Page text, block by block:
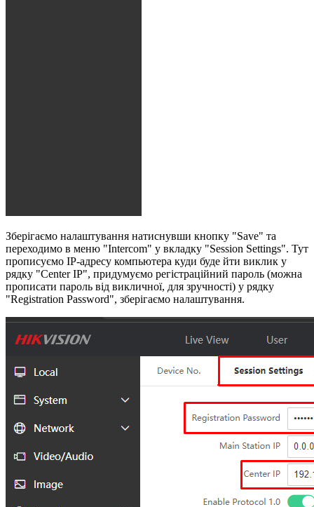
Зберігаємо налаштування натиснувши кнопку "Save" та
переходимо в меню "Intercom" у вкладку "Session Settings". Тут
прописуємо IP-адресу компьютера куди буде йти виклик у
рядку "Center IP", придумуємо регістраційний пароль (можна
прописати пароль від викличної, для зручності) у рядку
"Registration Password", зберігаємо налаштування.